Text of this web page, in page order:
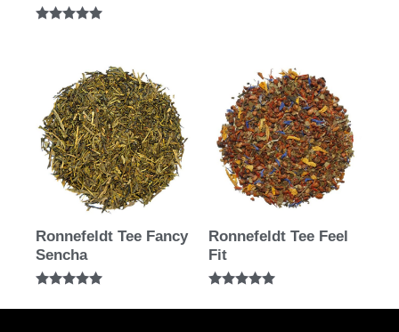
Ronnefeldt Tee Fancy
Sencha
5.00
Ronnefeldt Tee Feel
Fit
5.00